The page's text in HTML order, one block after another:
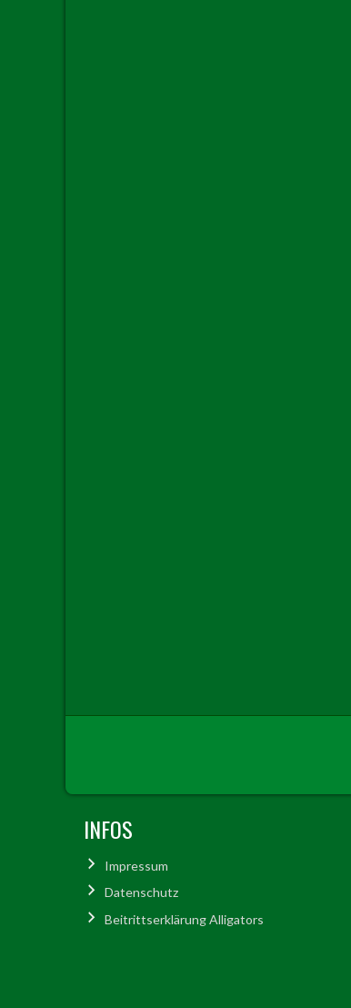
INFOS
Impressum
Datenschutz
Beitrittserklärung Alligators